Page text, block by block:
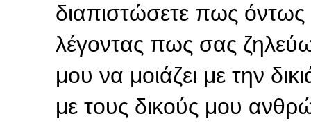
διαπιστώσετε πως όντως
λέγοντας πως σας
μου να μοιάζει με την
με τους δικούς μου